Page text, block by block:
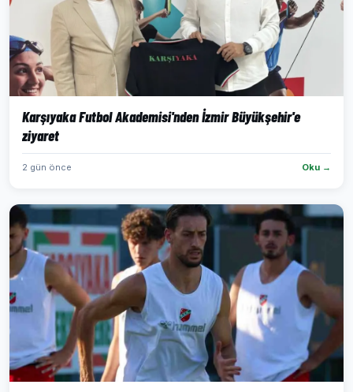
Karşıyaka Futbol Akademisi'nden İzmir Büyükşehir'e
ziyaret
2 gün önce Oku →